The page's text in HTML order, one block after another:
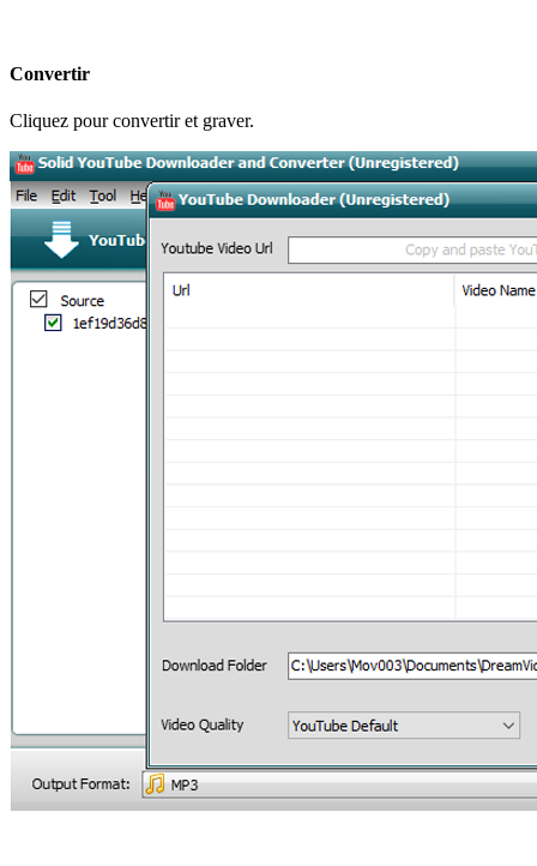
Convertir
Cliquez pour convertir et graver.